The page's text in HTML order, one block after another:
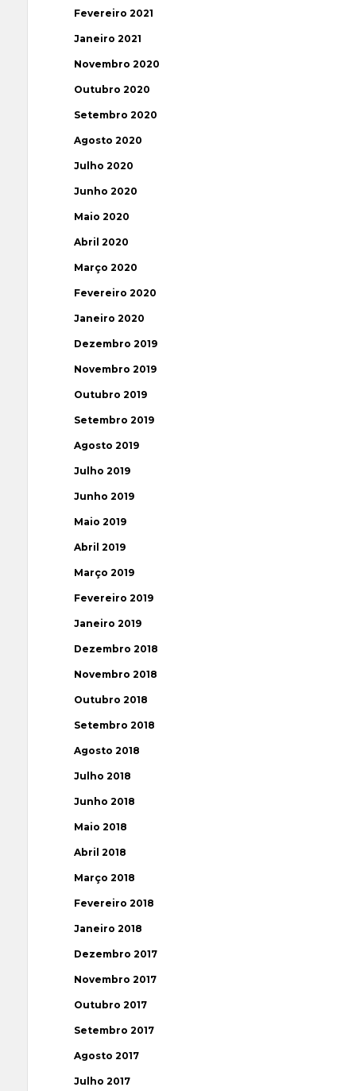
Fevereiro 2021
Janeiro 2021
Novembro 2020
Outubro 2020
Setembro 2020
Agosto 2020
Julho 2020
Junho 2020
Maio 2020
Abril 2020
Março 2020
Fevereiro 2020
Janeiro 2020
Dezembro 2019
Novembro 2019
Outubro 2019
Setembro 2019
Agosto 2019
Julho 2019
Junho 2019
Maio 2019
Abril 2019
Março 2019
Fevereiro 2019
Janeiro 2019
Dezembro 2018
Novembro 2018
Outubro 2018
Setembro 2018
Agosto 2018
Julho 2018
Junho 2018
Maio 2018
Abril 2018
Março 2018
Fevereiro 2018
Janeiro 2018
Dezembro 2017
Novembro 2017
Outubro 2017
Setembro 2017
Agosto 2017
Julho 2017